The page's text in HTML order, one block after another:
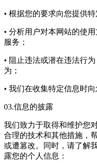
• 根据您的要求向您提供
• 分析用户对本网站的使
服务；
• 阻止违法或潜在违法行
为；
• 我们在收集特定信息时向
03.信息的披露
我们致力于取得和维护您
合理的技术和其他措施，
或遭篡改。同时，请了解
露您的个人信息：